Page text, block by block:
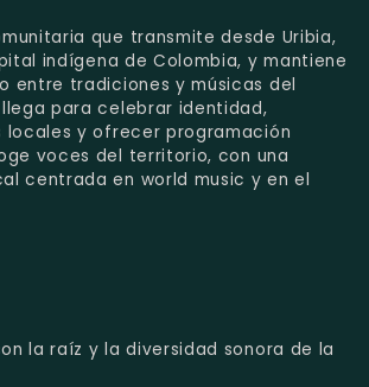
que transmite desde Uribia,
indígena de Colombia, y mantiene
entre tradiciones y músicas del
llega para celebrar identidad,
y ofrecer programación
voces del territorio, con una
centrada en world music y en el
la raíz y la diversidad sonora de la